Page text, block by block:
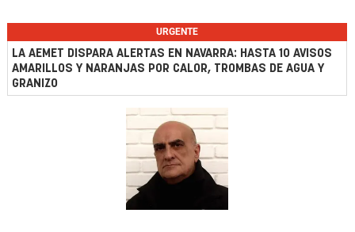
URGENTE
LA AEMET DISPARA ALERTAS EN NAVARRA: HASTA 10 AVISOS
AMARILLOS Y NARANJAS POR CALOR, TROMBAS DE AGUA Y
GRANIZO